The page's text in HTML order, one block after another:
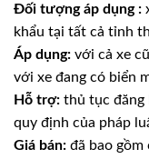
Đối tượng áp dụng :
khẩu tại tất cả tỉnh
Áp dụng: với cả xe
với xe đang có biển
Hỗ trợ: thủ tục đăng
quy định của pháp
Giá bán: đã bao